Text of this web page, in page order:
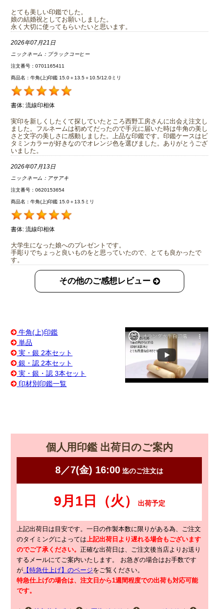
とても美しい印鑑でした。
娘の結婚祝としてお願いしました。
永く大切に使ってもらいたいと思います。
2026年07月21日
ニックネーム： ブラックコーヒー
注文番号：0701165411
商品名：牛角(上)印鑑 15.0＋13.5＋10.5/12.0ミリ
書体: 流線印相体
実印を新しくしたくて探していたところ西野工房さんに出会え注文し
ました。フルネームは初めてだったので手元に届いた時は牛角の美し
さと文字の美しさに感動しました。上品な印鑑です。印鑑ケースはビ
タミンカラーが好きなのでオレンジ色を選びました。ありがとうござ
いました。
2026年07月13日
ニックネーム： アサアキ
注文番号：0620153654
商品名：牛角(上)印鑑 15.0＋13.5ミリ
書体: 流線印相体
大学生になった娘へのプレゼントです。
手彫りでちょっと良いものをと思っていたので、とても良かったで
す。
その他のご感想レビュー
牛角(上)印鑑
単品
実・銀 2本セット
銀・認 2本セット
実・銀・認 3本セット
印材別印鑑一覧
個人用印鑑 出荷日のご案内
上記出荷日は目安です。一日の作製本数に限りがある為、ご注文
のタイミングによっては 上記出荷日より遅れる場合もございます
のでご了承ください。正確な出荷日は、ご注文後当店よりお送り
するメールにてご案内いたします。 お急ぎの場合はお手数です
が 【特急仕上げ】のページをご覧ください。
特急仕上げの場合は、注文日から1週間程度での出荷も対応可能
です。